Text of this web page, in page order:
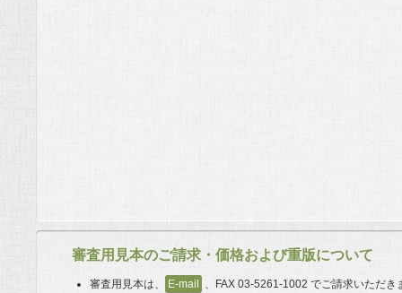
審査用見本のご請求・価格および重版について
審査用見本は、 E-mail
、FAX 03-5261-1002 でご請求いただき